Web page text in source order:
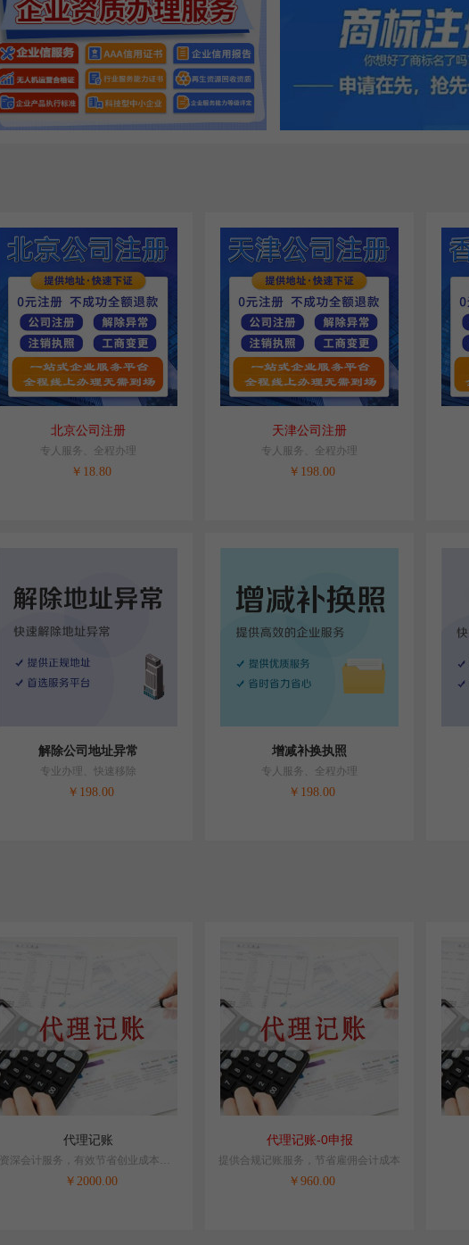
北京公司注册
专人服务、全程办理
￥ 18.80
天津公司注册
专人服务、全程办理
￥ 198.00
解除公司地址异常
专业办理、快速移除
￥ 198.00
增减补换执照
专人服务、全程办理
￥ 198.00
代理记账
资深会计服务，有效节省创业成本，N
对1沟通服务
￥ 2000.00
代理记账-0申报
提供合规记账服务，节省雇佣会计成本
￥ 960.00